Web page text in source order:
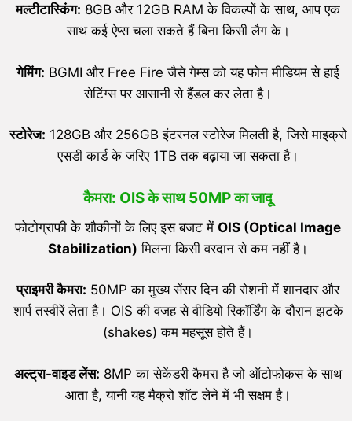
मल्टीटास्किंग: 8GB और 12GB RAM के विकल्पों के साथ, आप एक
साथ कई ऐप्स चला सकते हैं बिना किसी लैग के।
गेमिंग: BGMI और Free Fire जैसे गेम्स को यह फोन मीडियम से हाई
सेटिंग्स पर आसानी से हैंडल कर लेता है।
स्टोरेज: 128GB और 256GB इंटरनल स्टोरेज मिलती है, जिसे माइक्रो
एसडी कार्ड के जरिए 1TB तक बढ़ाया जा सकता है।
कैमरा: OIS के साथ 50MP का जादू
फोटोग्राफी के शौकीनों के लिए इस बजट में OIS (Optical Image
Stabilization) मिलना किसी वरदान से कम नहीं है।
प्राइमरी कैमरा: 50MP का मुख्य सेंसर दिन की रोशनी में शानदार और
शार्प तस्वीरें लेता है। OIS की वजह से वीडियो रिकॉर्डिंग के दौरान झटके
(shakes) कम महसूस होते हैं।
अल्ट्रा-वाइड लेंस: 8MP का सेकेंडरी कैमरा है जो ऑटोफोकस के साथ
आता है, यानी यह मैक्रो शॉट लेने में भी सक्षम है।